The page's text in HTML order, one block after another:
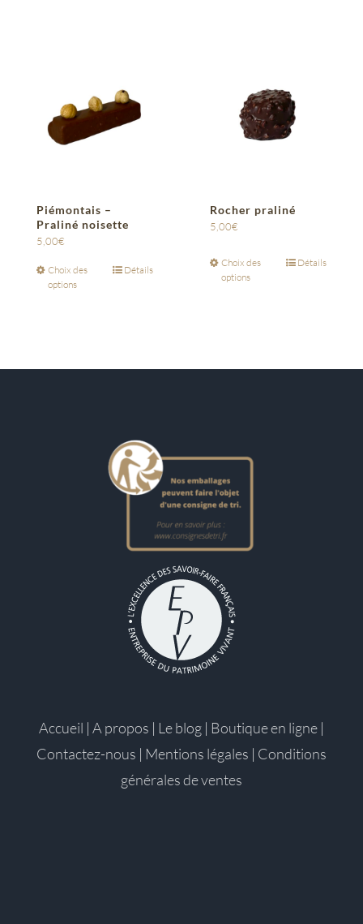
Piémontais –
Praliné noisette
5,00€
Choix des
options
Détails
Rocher praliné
5,00€
Choix des
options
Détails
Accueil | A propos | Le blog | Boutique en ligne |
Contactez-nous | Mentions légales | Conditions
générales de ventes